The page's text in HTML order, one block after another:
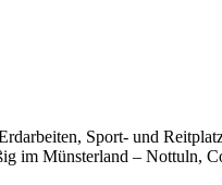
Sport- und
im Münsterland – Nottuln,